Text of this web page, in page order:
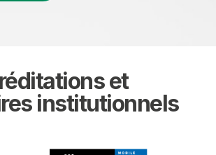
et
institutionnels